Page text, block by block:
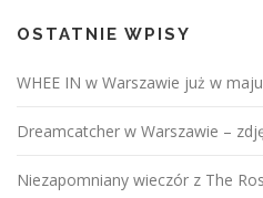
OSTATNIE WPISY
WHEE IN w Warszawie już w maju
Dreamcatcher w Warszawie –
Niezapomniany wieczór z The